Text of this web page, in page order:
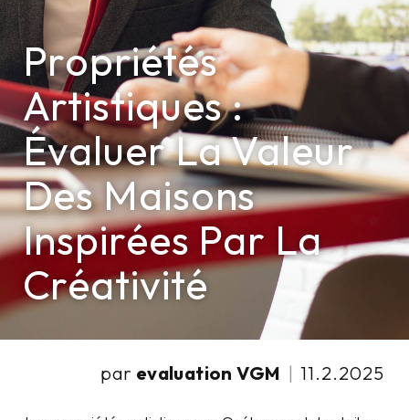
Propriétés
Artistiques :
Évaluer La Valeur
Des Maisons
Inspirées Par La
Créativité
par evaluation VGM | 11.2.2025